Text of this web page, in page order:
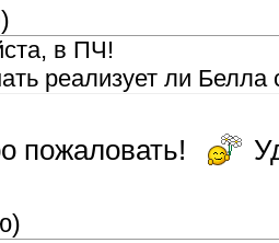
)
в ПЧ!
реализует ли
пожаловать!
)